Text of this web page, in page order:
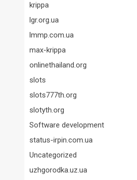
krippa
lgr.org.ua
lmmp.com.ua
max-krippa
onlinethailand.org
slots
slots777th.org
slotyth.org
Software development
status-irpin.com.ua
Uncategorized
uzhgorodka.uz.ua